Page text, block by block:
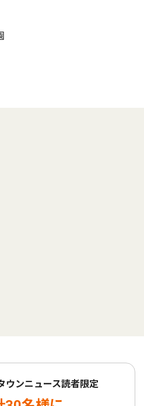
ウンニュース読者限定